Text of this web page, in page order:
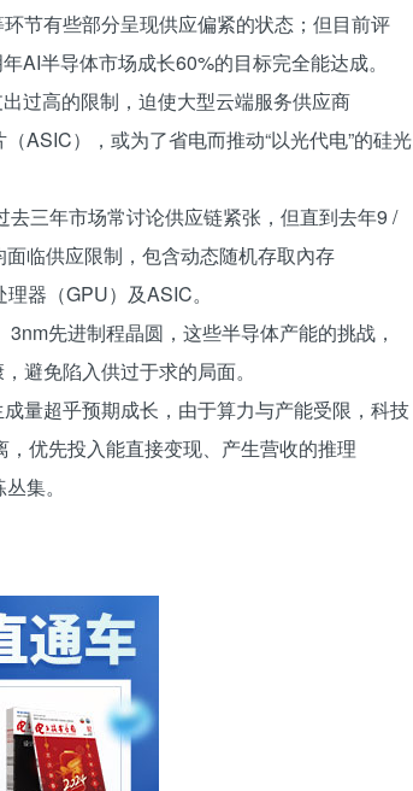
节有些部分呈现供应偏紧的状态；但目前评
AI半导体市场成长60%的目标完全能达成。
过高的限制，迫使大型云端服务供应商
ASIC），或为了省电而推动“以光代电”的硅光
三年市场常讨论供应链紧张，但直到去年9 /
临供应限制，包含动态随机存取內存
器（GPU）及ASIC。
先进制程晶圆，这些半导体产能的挑战，
避免陷入供过于求的局面。
量超乎预期成长，由于算力与产能受限，科技
，优先投入能直接变现、产生营收的推理
集。